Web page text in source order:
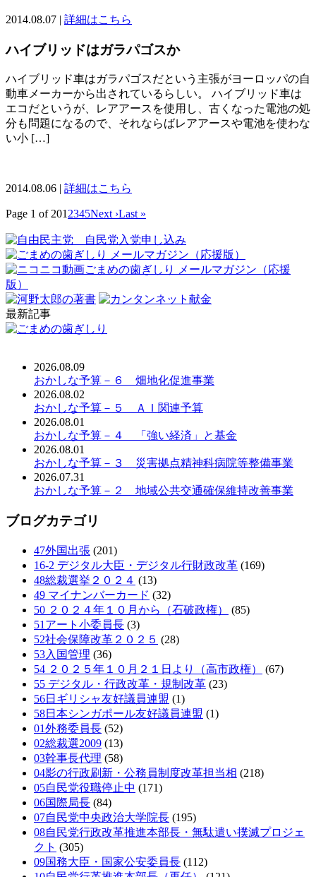
2014.08.07 | 詳細はこちら
ハイブリッドはガラパゴスか
ハイブリッド車はガラパゴスだという主張がヨーロッパの自
動車メーカーから出されているらしい。 ハイブリッド車は
エコだというが、レアアースを使用し、古くなった電池の処
分も問題になるので、それならばレアアースや電池を使わな
い小 […]
2014.08.06 | 詳細はこちら
Page 1 of 201 2345Next ›Last »
最新記事
2026.08.09
おかしな予算－６ 畑地化促進事業
2026.08.02
おかしな予算－５ ＡＩ関連予算
2026.08.01
おかしな予算－４ 「強い経済」と基金
2026.08.01
おかしな予算－３ 災害拠点精神科病院等整備事業
2026.07.31
おかしな予算－２ 地域公共交通確保維持改善事業
ブログカテゴリ
47外国出張 (201)
16-2 デジタル大臣・デジタル行財政改革 (169)
48総裁選挙２０２４ (13)
49 マイナンバーカード (32)
50 ２０２４年１０月から（石破政権）
(85)
51アート小委員長 (3)
52社会保障改革２０２５ (28)
53入国管理 (36)
54 ２０２５年１０月２１日より（高市政権）
(67)
55 デジタル・行政改革・規制改革 (23)
56日ギリシャ友好議員連盟 (1)
58日本シンガポール友好議員連盟 (1)
01外務委員長 (52)
02総裁選2009 (13)
03幹事長代理 (58)
04影の行政刷新・公務員制度改革担当相 (218)
05自民党役職停止中 (171)
06国際局長 (84)
07自民党中央政治大学院長 (195)
08自民党行政改革推進本部長・無駄遣い撲滅プロジェ
クト (305)
09国務大臣・国家公安委員長 (112)